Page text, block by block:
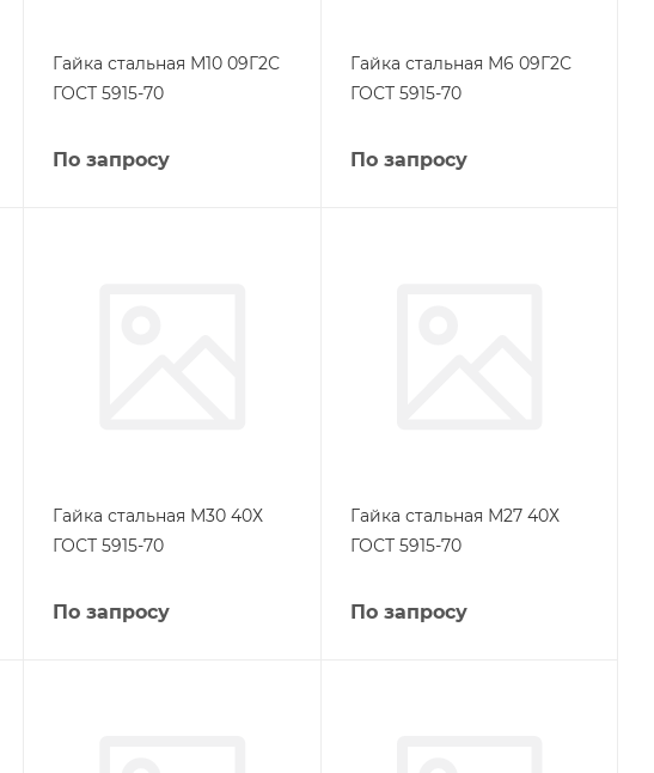
Гайка стальная М10 09Г2С
ГОСТ 5915-70
По запросу
Гайка стальная М6 09Г2С
ГОСТ 5915-70
По запросу
Гайка стальная М30 40Х
ГОСТ 5915-70
По запросу
Гайка стальная М27 40Х
ГОСТ 5915-70
По запросу